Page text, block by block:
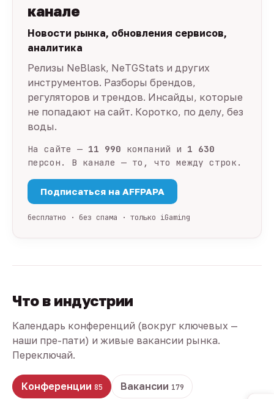
канале
Новости рынка, обновления сервисов,
аналитика
Релизы NeBlask, NeTGStats и других
инструментов. Разборы брендов,
регуляторов и трендов. Инсайды, которые
не попадают на сайт. Коротко, по делу, без
воды.
На сайте — 11 990 компаний и 1 630
персон. В канале — то, что между строк.
Подписаться на AFFPAPA
бесплатно · без спама · только iGaming
Что в индустрии
Календарь конференций (вокруг ключевых —
наши пре-пати) и живые вакансии рынка.
Переключай.
Конференции 85 Вакансии 179